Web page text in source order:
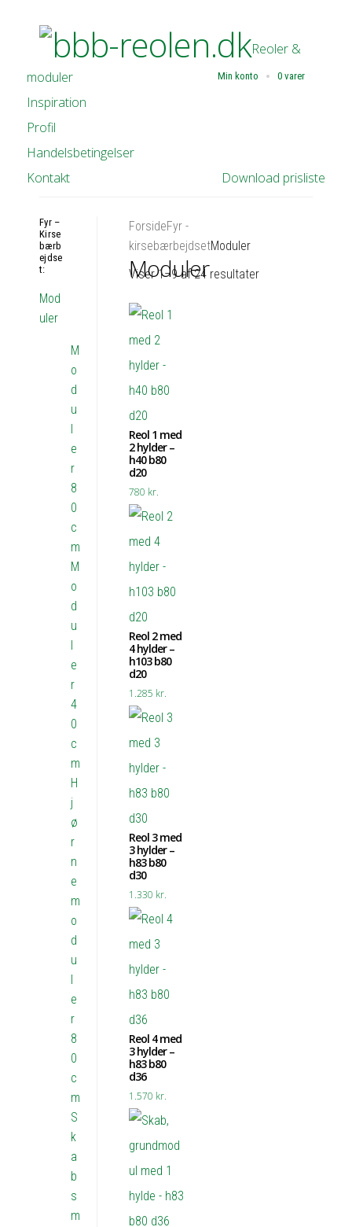
Min konto 0 varer
Reoler &
moduler
Inspiration
Profil
Handelsbetingelser
Download prisliste
Kontakt
ForsideFyr -
kirsebærbejdsetModuler
Moduler
Viser 1–9 af 24 resultater
Reol 1 med
2 hylder –
h40 b80
d20
780 kr.
Reol 2 med
4 hylder –
h103 b80
d20
1.285 kr.
Reol 3 med
3 hylder –
h83 b80
d30
1.330 kr.
Reol 4 med
3 hylder –
h83 b80
d36
1.570 kr.
Fyr –
Kirse
bærb
ejdse
t:
Mod
uler
M
o
d
u
l
e
r
8
0
c
m
M
o
d
u
l
e
r
4
0
c
m
H
j
ø
r
n
e
m
o
d
u
l
e
r
8
0
c
m
S
k
a
b
s
m